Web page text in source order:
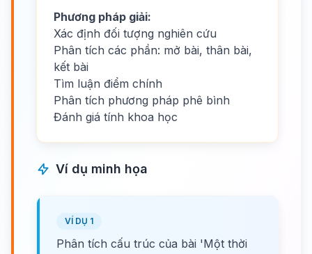
Phương pháp giải:
Xác định đối tượng nghiên cứu
Phân tích các phần: mở bài, thân bài,
kết bài
Tìm luận điểm chính
Phân tích phương pháp phê bình
Đánh giá tính khoa học
Ví dụ minh họa
VÍ DỤ 1
Phân tích cấu trúc của bài 'Một thời